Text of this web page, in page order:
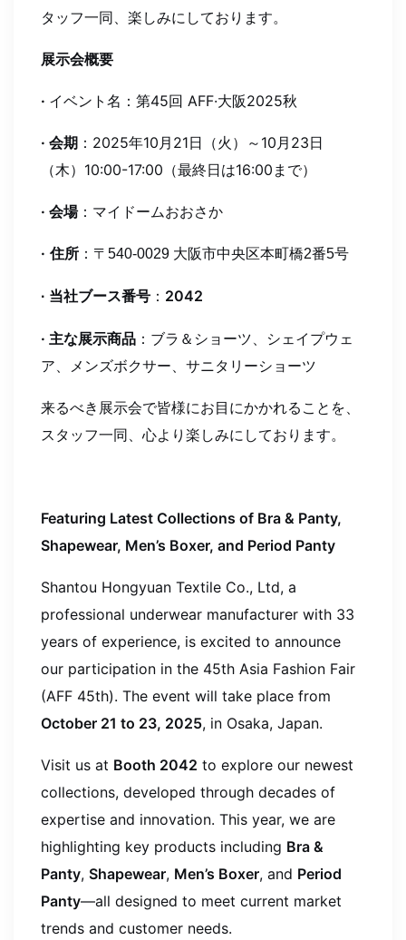
タッフ一同、楽しみにしております。
展示会概要
· イベント名 ：第45回 AFF·大阪2025秋
· 会期 ：2025年10月21日（火）～10月23日
（木）10:00-17:00（最終日は16:00まで）
· 会場：マイドームおおさか
· 住所 ： 〒540-0029 大阪市中央区本町橋2番5号
· 当社ブース番号 ： 2042
· 主な展示商品 ：ブラ＆ショーツ、シェイプウェ
ア、メンズボクサー、サニタリーショーツ
来るべき展示会で皆様にお目にかかれることを、
スタッフ一同、心より楽しみにしております。
Featuring Latest Collections of Bra & Panty,
Shapewear, Men’s Boxer, and Period Panty
Shantou Hongyuan Textile Co., Ltd, a
professional underwear manufacturer with 33
years of experience, is excited to announce
our participation in the 45th Asia Fashion Fair
(AFF 45th). The event will take place from
October 21 to 23, 2025, in Osaka, Japan.
Visit us at Booth 2042 to explore our newest
collections, developed through decades of
expertise and innovation. This year, we are
highlighting key products including Bra &
Panty, Shapewear, Men’s Boxer, and Period
Panty—all designed to meet current market
trends and customer needs.